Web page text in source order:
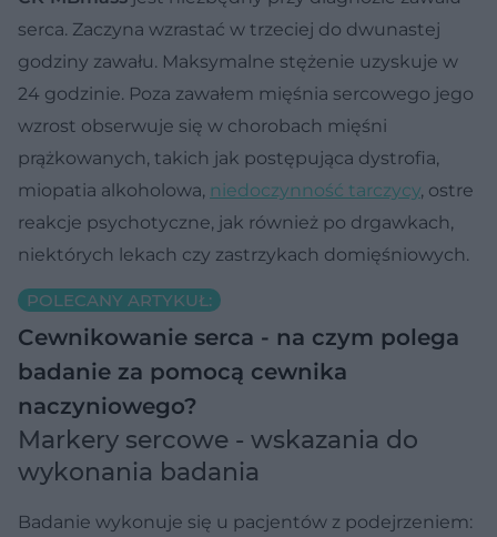
serca. Zaczyna wzrastać w trzeciej do dwunastej
godziny zawału. Maksymalne stężenie uzyskuje w
24 godzinie. Poza zawałem mięśnia sercowego jego
wzrost obserwuje się w chorobach mięśni
prążkowanych, takich jak postępująca dystrofia,
miopatia alkoholowa, niedoczynność tarczycy, ostre
reakcje psychotyczne, jak również po drgawkach,
niektórych lekach czy zastrzykach domięśniowych.
POLECANY ARTYKUŁ:
Cewnikowanie serca - na czym polega
badanie za pomocą cewnika
naczyniowego?
Markery sercowe - wskazania do
wykonania badania
Badanie wykonuje się u pacjentów z podejrzeniem: